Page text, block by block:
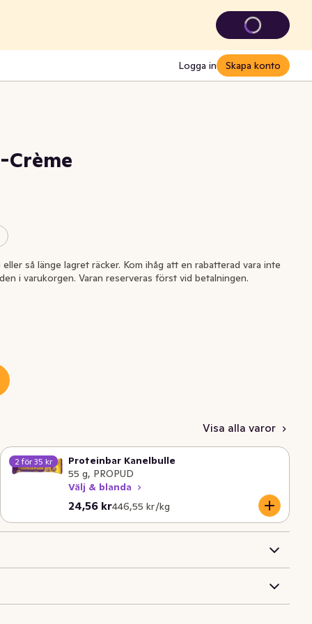
Logga in Skapa konto
Crème
så länge lagret räcker. Kom ihåg att en rabatterad vara inte
i varukorgen. Varan reserveras först vid betalningen.
Visa alla varor
2 för 35 kr
Proteinbar Kanelbulle
55 g, PROPUD
Välj & blanda
24,56 kr
Nuvarande pris är: 24,56 kr
446,55 kr /kg
Styckpris: 446,55 kr /kg